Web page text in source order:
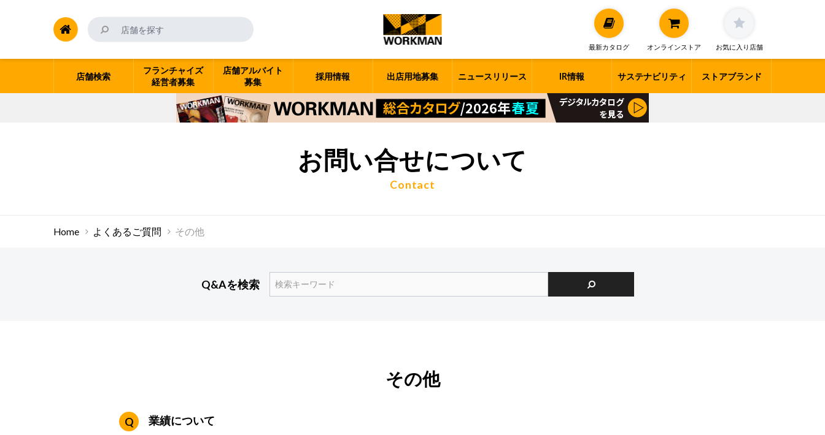
最新カタログ オンラインストア お気に入り店舗
フランチャイズ
経営者募集
店舗検索
店舗アルバイト
募集
採用情報 出店用地募集 ニュースリリース IR情報 サステナビリティ ストアブランド
お問い合せについて
Contact
Home よくあるご質問 その他
Q&Aを検索
その他
業績について